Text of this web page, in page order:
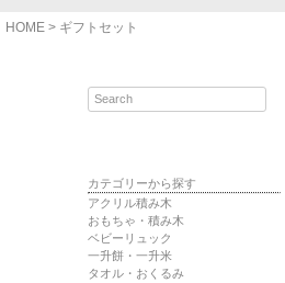
HOME ギフトセット
カテゴリーから探す
アクリル積み木
おもちゃ・積み木
ベビーリュック
一升餅・一升米
タオル・おくるみ